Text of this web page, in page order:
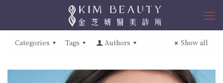
Categories Tags Authors Show all